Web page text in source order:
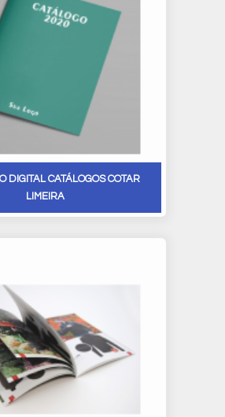
DIGITAL CATÁLOGOS COTAR
LIMEIRA